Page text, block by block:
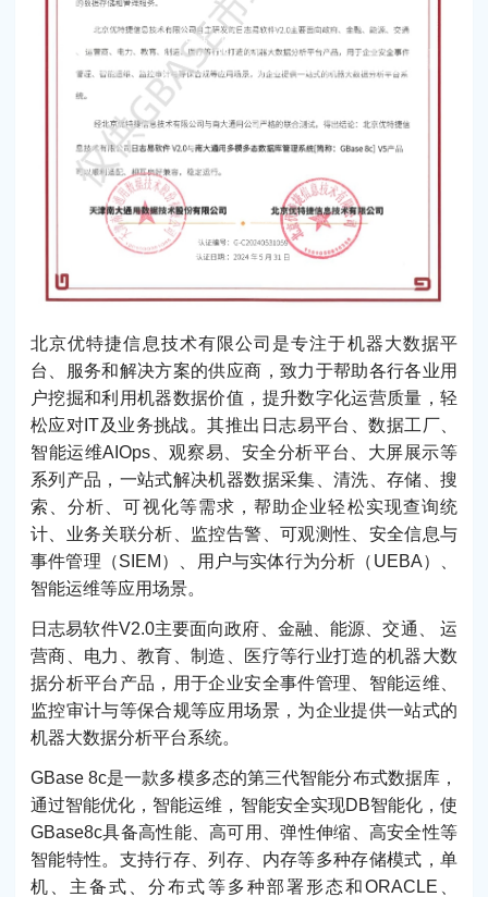
北京优特捷信息技术有限公司是专注于机器大数据平
台、服务和解决方案的供应商，致力于帮助各行各业用
户挖掘和利用机器数据价值，提升数字化运营质量，轻
松应对IT及业务挑战。其推出日志易平台、数据工厂、
智能运维AIOps、观察易、安全分析平台、大屏展示等
系列产品，一站式解决机器数据采集、清洗、存储、搜
索、分析、可视化等需求，帮助企业轻松实现查询统
计、业务关联分析、监控告警、可观测性、安全信息与
事件管理（SIEM）、用户与实体行为分析（UEBA）、
智能运维等应用场景。
日志易软件V2.0主要面向政府、金融、能源、交通、 运
营商、电力、教育、制造、医疗等行业打造的机器大数
据分析平台产品，用于企业安全事件管理、智能运维、
监控审计与等保合规等应用场景，为企业提供一站式的
机器大数据分析平台系统。
GBase 8c是一款多模多态的第三代智能分布式数据库，
通过智能优化，智能运维，智能安全实现DB智能化，使
GBase8c具备高性能、高可用、弹性伸缩、高安全性等
智能特性。支持行存、列存、内存等多种存储模式，单
机、主备式、分布式等多种部署形态和ORACLE、